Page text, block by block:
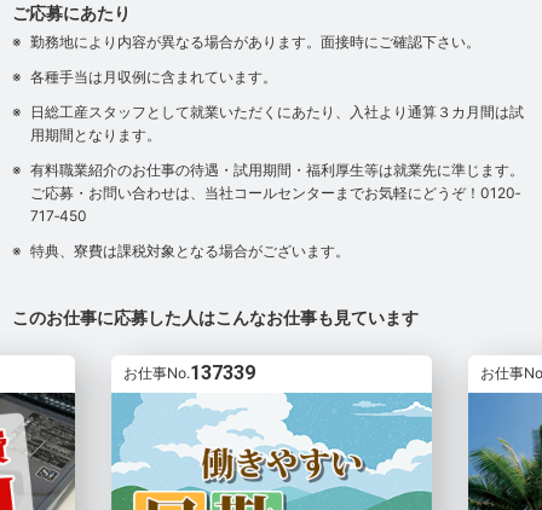
ご応募にあたり
勤務地により内容が異なる場合があります。面接時にご確認下さい。
各種手当は月収例に含まれています。
日総工産スタッフとして就業いただくにあたり、入社より通算３カ月間は試
用期間となります。
有料職業紹介のお仕事の待遇・試用期間・福利厚生等は就業先に準じます。
ご応募・お問い合わせは、当社コールセンターまでお気軽にどうぞ！0120‐
717‐450
特典、寮費は課税対象となる場合がございます。
このお仕事に応募した人はこんなお仕事も見ています
お仕事No.137339 お仕事